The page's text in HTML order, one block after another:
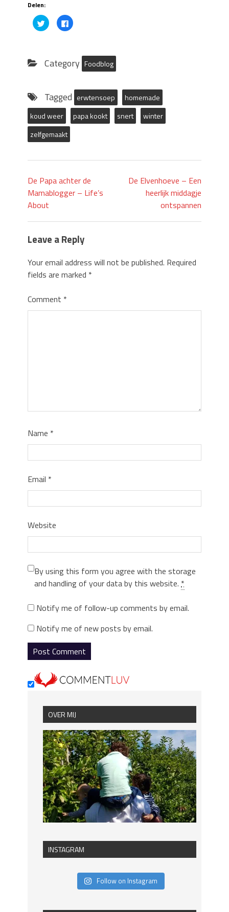
Delen:
Click
to
share
new
window)
Click
to
new
window)
Category Foodblog
Tagged erwtensoep
homemade
koud weer
papa kookt snert
winter
zelfgemaakt
De Papa achter de
Mamablogger – Life’s
About
De Elvenhoeve – Een
heerlijk middagje
ontspannen
Leave a Reply
Your email address will not be published. Required
fields are marked *
Comment *
Name *
Email *
Website
By using this form you agree with the storage
and handling of your data by this website. *
Notify me of follow-up comments by email.
Notify me of new posts by email.
OVER MIJ
INSTAGRAM
Follow on Instagram